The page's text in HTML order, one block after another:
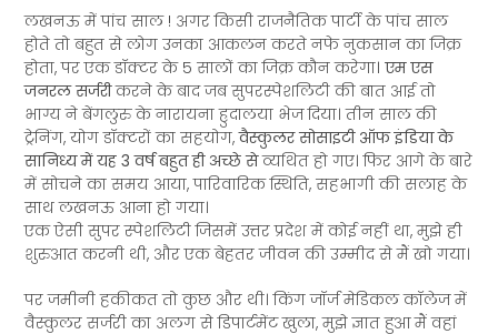
लखनऊ में पांच साल ! अगर किसी राजनैतिक पार्टी के पांच साल
होते तो बहुत से लोग उनका आकलन करते नफे नुकसान का जिक्र
होता, पर एक डॉक्टर के 5 सालों का जिक्र कौन करेगा। एम एस
जनरल सर्जरीकरने के बाद जब सुपरस्पेशलिटी की बात आई तो
भाग्य ने बेंगलुरु के नारायना ह्रुदालया भेज दिया। तीन साल की
ट्रेनिंग, योग डॉक्टरों का सहयोग,वैस्कुलर सोसाइटी ऑफ इंडिया के
सानिध्य में यह 3 वर्ष बहुत ही अच्छे सेव्यथित हो गए। फिर आगे के बारे
में सोचने का समय आया, पारिवारिक स्थिति, सहभागी की सलाह के
साथ लखनऊ आना हो गया।
एक ऐसी सुपर स्पेशलिटी जिसमें उत्तर प्रदेश में कोई नहीं था, मुझे ही
शुरुआत करनी थी, और एक बेहतर जीवन की उम्मीद से मैं खो गया।
पर जमीनी हकीकत तो कुछ और थी। किंग जॉर्ज मेडिकल कॉलेज में
वैस्कुलर सर्जरी का अलग से डिपार्टमेंट खुला, मुझे ज्ञात हुआ मैं वहां